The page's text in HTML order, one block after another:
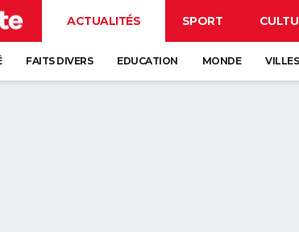
ACTUALITÉS SPORT
FAITS DIVERS EDUCATION MONDE VILLES